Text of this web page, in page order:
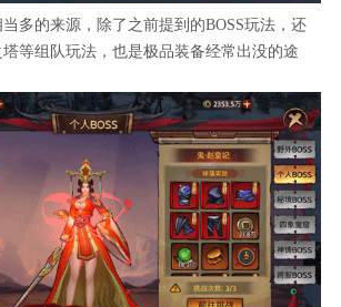
多的来源，除了之前提到的BOSS玩法，还
等组队玩法，也是极品装备经常出没的途